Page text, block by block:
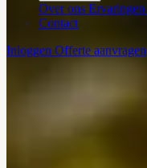
Over ons Ervaringen
Contact
Inloggen Offerte aanvragen